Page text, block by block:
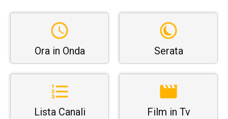
Ora in Onda Serata
Lista Canali Film in Tv